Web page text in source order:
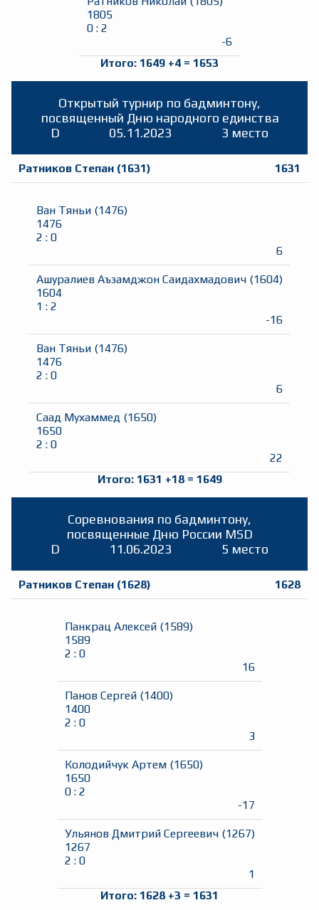
1805
0 : 2
-6
Итого: 1649 +4 = 1653
Открытый турнир по бадминтону,
посвященный Дню народного единства
D
05.11.2023 3 место
Ратников Степан (1631) 1631
Ван Тяньи (1476)
1476
2 : 0
6
Ашуралиев Аъзамджон Саидахмадович (1604)
1604
1 : 2
-16
Ван Тяньи (1476)
1476
2 : 0
6
Саад Мухаммед (1650)
1650
2 : 0
22
Итого: 1631 +18= 1649
Соревнования по бадминтону,
посвященные Дню России MSD
D
11.06.2023 5 место
Ратников Степан (1628) 1628
Панкрац Алексей (1589)
1589
2 : 0
16
Панов Сергей (1400)
1400
2 : 0
3
Колодийчук Артем (1650)
1650
0: 2
-17
Ульянов Дмитрий Сергеевич (1267)
1267
2 : 0
1
Итого: 1628 +3 = 1631